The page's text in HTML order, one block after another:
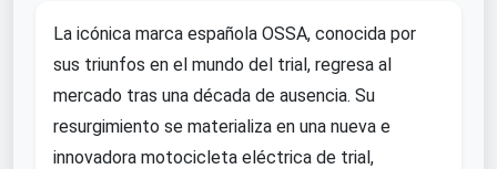
La icónica marca española OSSA, conocida por
sus triunfos en el mundo del trial, regresa al
mercado tras una década de ausencia. Su
resurgimiento se materializa en una nueva e
innovadora motocicleta eléctrica de trial,